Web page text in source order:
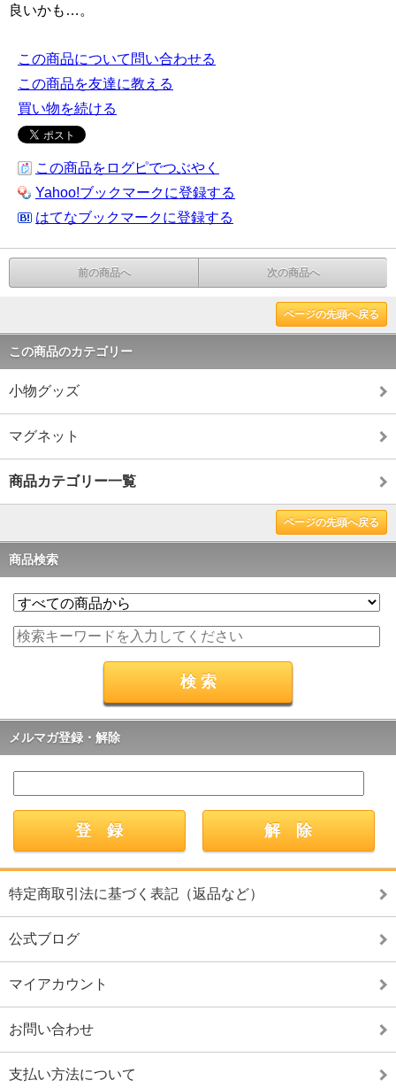
良いかも…。
この商品について問い合わせる
この商品を友達に教える
買い物を続ける
この商品をログピでつぶやく
Yahoo!ブックマークに登録する
はてなブックマークに登録する
前の商品へ 次の商品へ
ページの先頭へ戻る
この商品のカテゴリー
小物グッズ
マグネット
商品カテゴリー一覧
ページの先頭へ戻る
商品検索
メルマガ登録・解除
特定商取引法に基づく表記（返品など）
公式ブログ
マイアカウント
お問い合わせ
支払い方法について